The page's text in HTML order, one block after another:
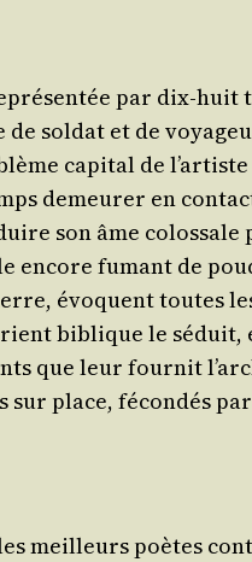
par dix-
sol­dat et de
capi­tal de
demeu­rer en
son âme colos­sale
encore fumant de
évoquent toutes
biblique le séduit,
que leur four­nit
place, fécon­dés
meilleurs poètes